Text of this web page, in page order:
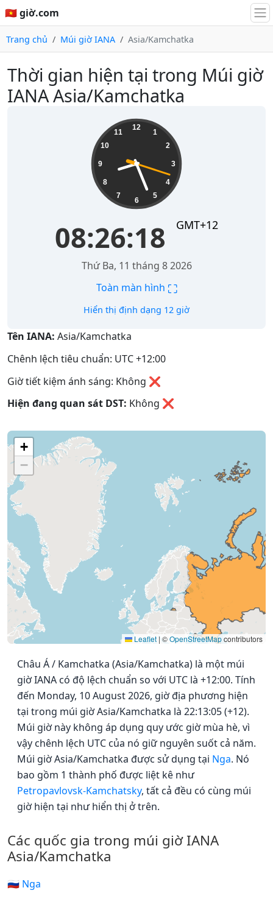
🇻🇳 giờ.com
Trang chủ Múi giờ IANA Asia/Kamchatka
Thời gian hiện tại trong Múi giờ
IANA Asia/Kamchatka
12
1
2
3
4
5
6
7
8
9
10
11
08:26:18 GMT+12
Thứ Ba, 11 tháng 8 2026
Toàn màn hình ⛶
Hiển thị định dạng 12 giờ
Tên IANA: Asia/Kamchatka
Chênh lệch tiêu chuẩn: UTC +12:00
Giờ tiết kiệm ánh sáng: Không ❌
Hiện đang quan sát DST: Không ❌
+
−
Leaflet | ©OpenStreetMapcontributors
Châu Á / Kamchatka (Asia/Kamchatka) là một múi
giờ IANA có độ lệch chuẩn so với UTC là +12:00. Tính
đến Monday, 10 August 2026, giờ địa phương hiện
tại trong múi giờ Asia/Kamchatka là 22:13:05 (+12).
Múi giờ này không áp dụng quy ước giờ mùa hè, vì
vậy chênh lệch UTC của nó giữ nguyên suốt cả năm.
Múi giờ Asia/Kamchatka được sử dụng tại Nga. Nó
bao gồm 1 thành phố được liệt kê như
Petropavlovsk-Kamchatsky, tất cả đều có cùng múi
giờ hiện tại như hiển thị ở trên.
Các quốc gia trong múi giờ IANA
Asia/Kamchatka
🇷🇺 Nga